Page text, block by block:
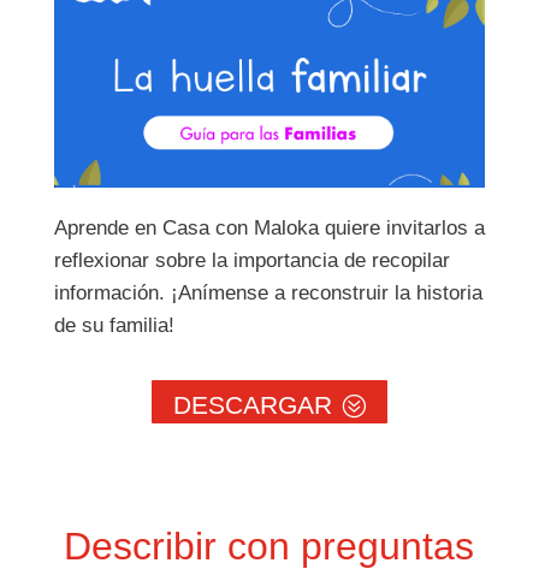
Aprende en Casa con Maloka quiere invitarlos a
reflexionar sobre la importancia de recopilar
información. ¡Anímense a reconstruir la historia
de su familia!
DESCARGAR
Describir con preguntas